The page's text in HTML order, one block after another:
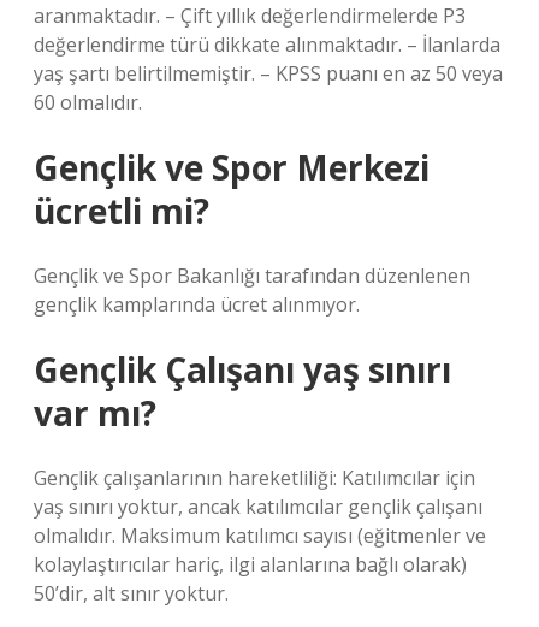
aranmaktadır. – Çift yıllık değerlendirmelerde P3
değerlendirme türü dikkate alınmaktadır. – İlanlarda
yaş şartı belirtilmemiştir. – KPSS puanı en az 50 veya
60 olmalıdır.
Gençlik ve Spor Merkezi
ücretli mi?
Gençlik ve Spor Bakanlığı tarafından düzenlenen
gençlik kamplarında ücret alınmıyor.
Gençlik Çalışanı yaş sınırı
var mı?
Gençlik çalışanlarının hareketliliği: Katılımcılar için
yaş sınırı yoktur, ancak katılımcılar gençlik çalışanı
olmalıdır. Maksimum katılımcı sayısı (eğitmenler ve
kolaylaştırıcılar hariç, ilgi alanlarına bağlı olarak)
50’dir, alt sınır yoktur.